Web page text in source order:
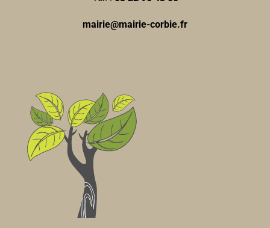
mairie@mairie-corbie.fr